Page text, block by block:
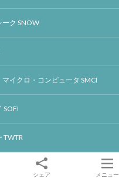
ーク SNOW
マイクロ・コンピュータ SMCI
SOFI
TWTR
シェア メニュー